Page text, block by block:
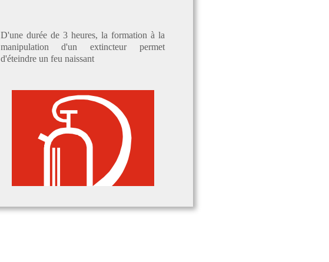
D'une durée de 3 heures, la formation à la
manipulation d'un extincteur permet
d'éteindre un feu naissant